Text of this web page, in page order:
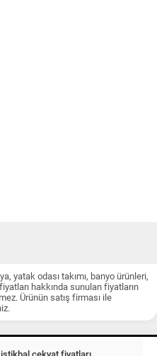
yatak odası takımı, banyo ürünleri,
hakkında sunulan fiyatların
Ürünün satış firması ile